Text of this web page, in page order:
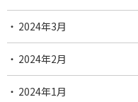
2024年3月
2024年2月
2024年1月